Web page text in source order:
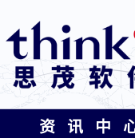
资 讯 中